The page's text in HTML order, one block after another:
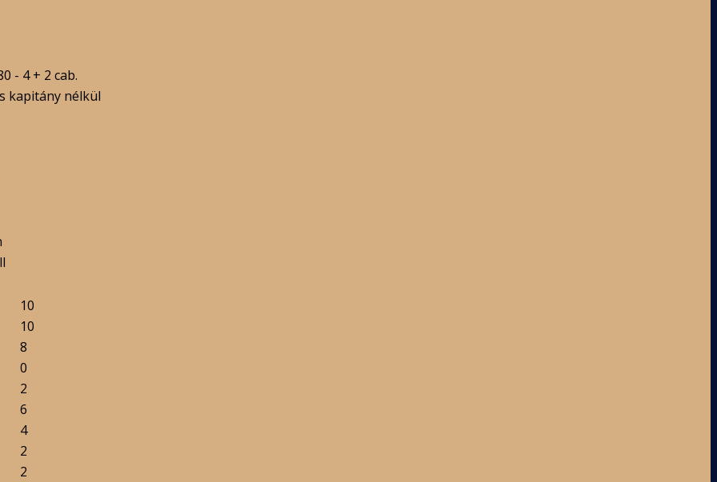
- 4 + 2 cab.
kapitány nélkül
10
10
8
0
2
6
4
2
2